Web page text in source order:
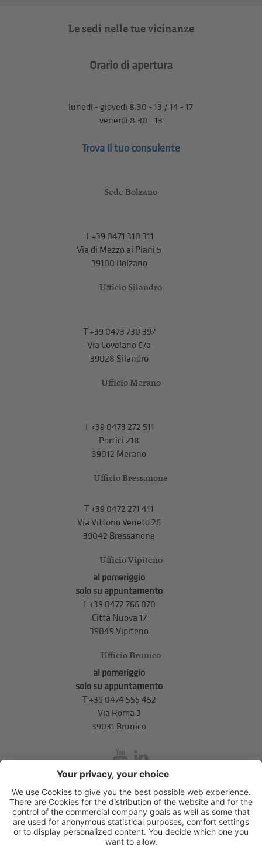
Le sedi nelle tue vicinanze
Orario di apertura
lunedì - giovedì 8.30 - 13 / 14 - 17
venerdì 8.30 - 13
Trova il tuo consulente
Sede Bolzano
T+39 0471 310 311
Via di Mezzo ai Piani 5
39100 Bolzano
Ufficio Silandro
T+39 0473 730 397
Via Covelano 6/a
39028 Silandro
Ufficio Merano
T+39 0473 272 511
Portici 218
39012 Merano
Ufficio Bressanone
T +39 0472 271 411
Via Vittorio Veneto 26
39042 Bressanone
Ufficio Vipiteno
al pomeriggio
solo su appuntamento
T +39 0472 766 070
Città Nuova 17
39049 Vipiteno
Ufficio Brunico
al pomeriggio
solo su appuntamento
T+39 0474 555 452
Via Roma 3
39031 Brunico
inService
Via di Mezzo ai Piani 5 ,39100 Bolzano.T+39 0471 310 311.
info@unione-bz.it
Impressum
Privacy